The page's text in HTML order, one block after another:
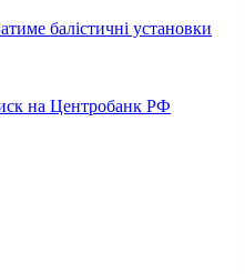
балістичні установки
на Центробанк РФ